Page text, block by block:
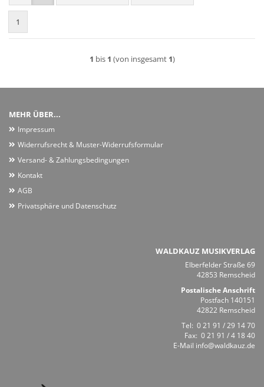
1
1 bis 1 (von insgesamt 1)
MEHR ÜBER...
Impressum
Widerrufsrecht & Muster-Widerrufsformular
Versand- & Zahlungsbedingungen
Kontakt
AGB
Privatsphäre und Datenschutz
WALDKAUZ MUSIKVERLAG
Elberfelder Straße 69
42853 Remscheid
Postalische Anschrift
Postfach 140151
42822 Remscheid
Tel: 0 21 91 / 29 14 70
Fax: 0 21 91 / 4 18 40
E-Mail info@waldkauz.de